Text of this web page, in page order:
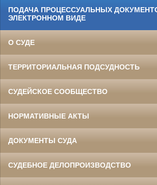
ПОДАЧА ПРОЦЕССУАЛЬНЫХ
ЭЛЕКТРОННОМ ВИДЕ
О СУДЕ
ТЕРРИТОРИАЛЬНАЯ ПОДСУДНОСТЬ
СУДЕЙСКОЕ СООБЩЕСТВО
НОРМАТИВНЫЕ АКТЫ
ДОКУМЕНТЫ СУДА
СУДЕБНОЕ ДЕЛОПРОИЗВОДСТВО